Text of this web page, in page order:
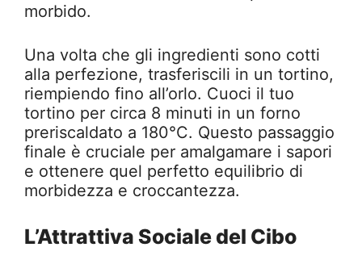
morbido.
Una volta che gli ingredienti sono cotti
alla perfezione, trasferiscili in un tortino,
riempiendo fino all’orlo. Cuoci il tuo
tortino per circa 8 minuti in un forno
preriscaldato a 180°C. Questo passaggio
finale è cruciale per amalgamare i sapori
e ottenere quel perfetto equilibrio di
morbidezza e croccantezza.
L’Attrattiva Sociale del Cibo